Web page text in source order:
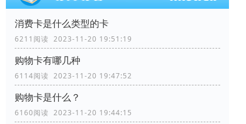
消费卡是什么类型的卡
6211阅读 2023-11-20 19:51:19
购物卡有哪几种
6114阅读 2023-11-20 19:47:52
购物卡是什么？
6160阅读 2023-11-20 19:44:15